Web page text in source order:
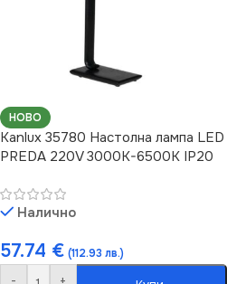
НОВО
Kanlux 35780 Настолна лампа LED
PREDA 220V 3000K-6500K IP20
Налично
57.74 € (112.93 лв.)
- +